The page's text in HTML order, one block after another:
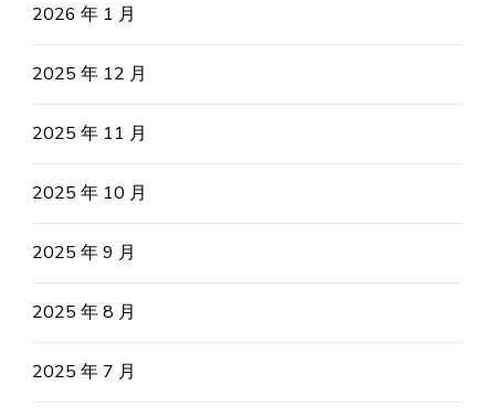
2026 年 1 月
2025 年 12 月
2025 年 11 月
2025 年 10 月
2025 年 9 月
2025 年 8 月
2025 年 7 月